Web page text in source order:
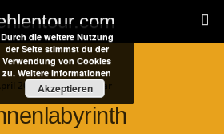
2024 • 1 Kommentar
Durch die weitere Nutzung
der Seite stimmst du der
Verwendung von Cookies
zu. Weitere Informationen
Akzeptieren